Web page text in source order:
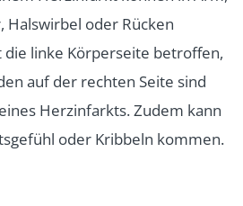
Halswirbel oder Rücken
die linke Körperseite betroffen,
auf der rechten Seite sind
Herzinfarkts. Zudem kann
oder Kribbeln kommen.